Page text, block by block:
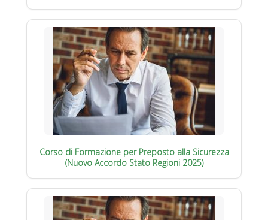
Corso di Formazione per Preposto alla Sicurezza
(Nuovo Accordo Stato Regioni 2025)